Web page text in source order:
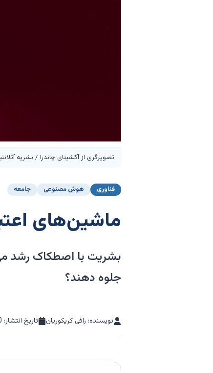
تصویرگری از آکشیتای چاندرا / نشریه
فناوری هوش مصنوعی جامعه
ماشین‌های
بشریت با اصطکاک رشد
جلوه دهند؟
نویسنده: رافی کریکوریان تاریخ انتشار: